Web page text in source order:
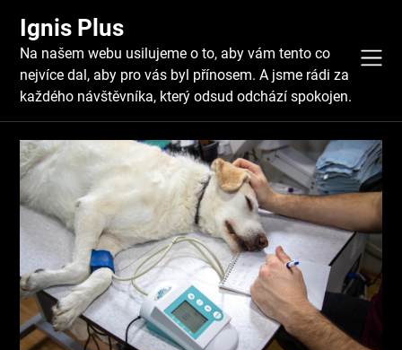
content
Ignis Plus
Na našem webu usilujeme o to, aby vám tento co
nejvíce dal, aby pro vás byl přínosem. A jsme rádi za
každého návštěvníka, který odsud odchází spokojen.